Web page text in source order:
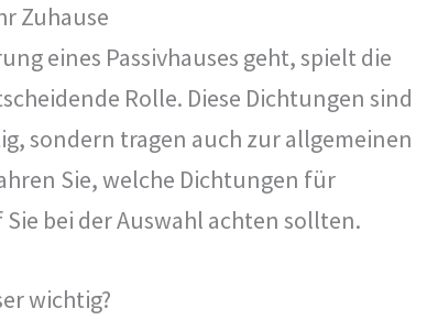
Zuhause
eines Passivhauses geht, spielt die
Rolle. Diese Dichtungen sind
sondern tragen auch zur allgemeinen
Sie, welche Dichtungen für
bei der Auswahl achten sollten.
wichtig?